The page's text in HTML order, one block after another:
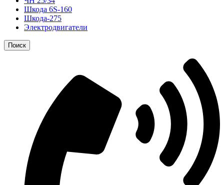
Шкода 6S-160
Шкода-275
Электродвигатели
Поиск